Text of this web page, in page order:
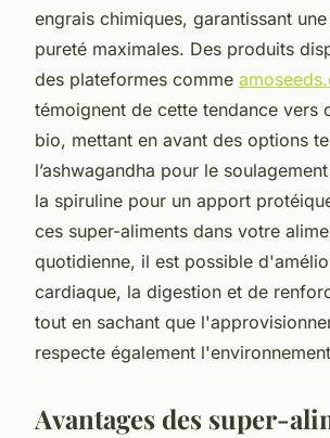
engrais chimiques, garantissant
pureté maximales. Des produits
des plateformes comme
témoignent de cette tendance vers
bio, mettant en avant des options
l’ashwagandha pour le
la spiruline pour un apport
ces super-aliments dans votre
quotidienne, il est possible
cardiaque, la digestion et de
tout en sachant que
respecte également
Avantages des super-